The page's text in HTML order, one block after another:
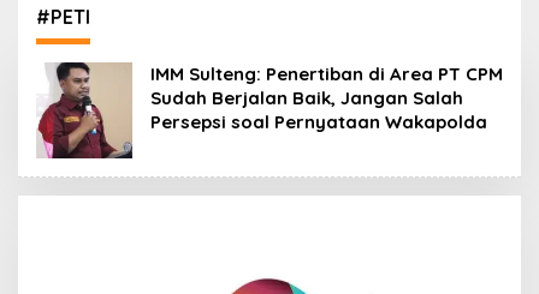
Keuangan Tetap
Terjaga
#PETI
IMM Sulteng: Penertiban di Area PT CPM
Sudah Berjalan Baik, Jangan Salah
Persepsi soal Pernyataan Wakapolda